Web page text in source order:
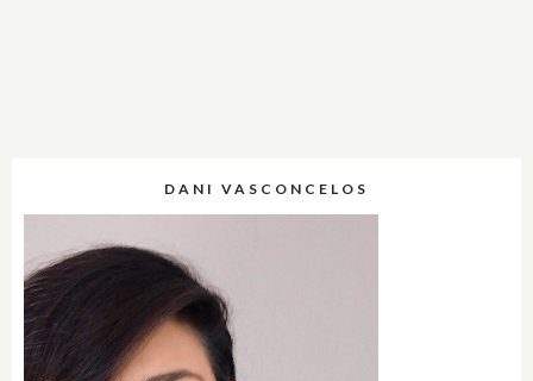
DANI VASCONCELOS